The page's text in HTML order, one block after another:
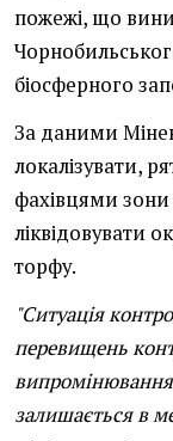
пожежі, що
біосферного
За даними
локалізувати,
фахівцями
ліквідовувати
торфу.
"Ситуація
перевищень
випромінювання
залишається в